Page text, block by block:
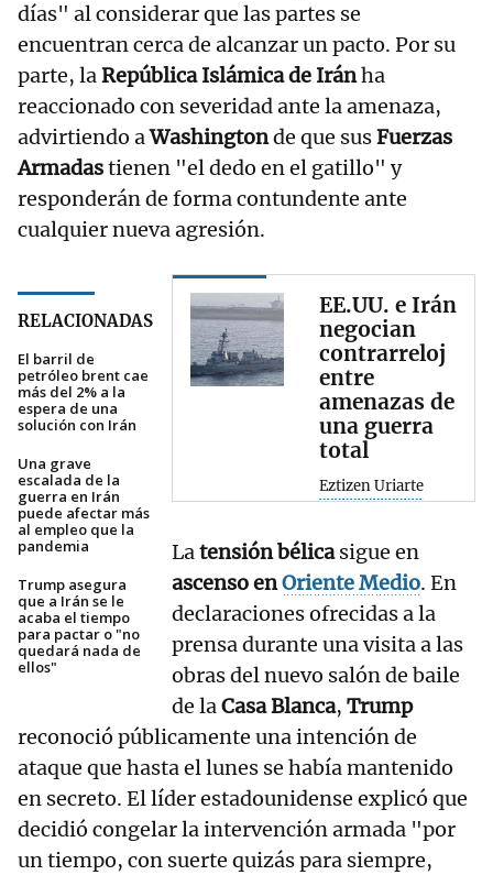
días" al considerar que las partes se
encuentran cerca de alcanzar un pacto. Por su
parte, laRepública Islámica de Iránha
reaccionado con severidad ante la amenaza,
advirtiendo aWashingtonde que susFuerzas
Armadastienen "el dedo en el gatillo" y
responderán de forma contundente ante
cualquier nueva agresión.
RELACIONADAS
El barril de
petróleo brent cae
más del 2% a la
espera de una
solución con Irán
Una grave
escalada de la
guerra en Irán
puede afectar más
al empleo que la
pandemia
Trump asegura
que a Irán se le
acaba el tiempo
para pactar o "no
quedará nada de
ellos"
EE.UU. e Irán
negocian
contrarreloj
entre
amenazas de
una guerra
total
Eztizen Uriarte
Latensión bélicasigue en
ascenso enOriente Medio. En
declaraciones ofrecidas a la
prensa durante una visita a las
obras del nuevo salón de baile
de laCasa Blanca, Trump
reconoció públicamente una intención de
ataque que hasta el lunes se había mantenido
en secreto. El líder estadounidense explicó que
decidió congelar la intervención armada "por
un tiempo, con suerte quizás para siempre,